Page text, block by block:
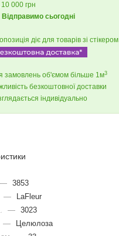
10 000 грн
Відправимо сьогодні
діє для товарів зі стікером
замовлень об'ємом більше 1м3
безкоштовної доставки
індивідуально
— 3853
—
LaFleur
— 3023
—
Целюлоза